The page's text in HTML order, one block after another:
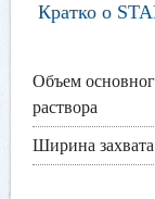
Кратко о
Объем
раствора
Ширина